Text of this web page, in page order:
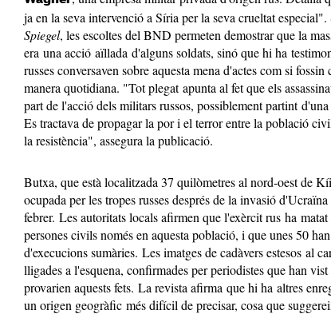
ja en la seva intervenció a Síria per la seva crueltat especial".
Spiegel, les escoltes del BND permeten demostrar que la
era una acció aïllada d'alguns soldats, sinó que hi ha
russes conversaven sobre aquesta mena d'actes com si fossin
manera quotidiana. "Tot plegat apunta al fet que els
part de l'acció dels militars russos, possiblement partint d'una
Es tractava de propagar la por i el terror entre la població
la resistència", assegura la publicació.
Butxa, que està localitzada 37 quilòmetres al nord-oest de
ocupada per les tropes russes després de la invasió
febrer. Les autoritats locals afirmen que l'exèrcit rus ha
persones civils només en aquesta població, i que unes 50
d'execucions sumàries. Les imatges de cadàvers estesos al
lligades a l'esquena, confirmades per periodistes que han vist
provarien aquests fets. La revista afirma que hi ha altres
un origen geogràfic més difícil de precisar, cosa que